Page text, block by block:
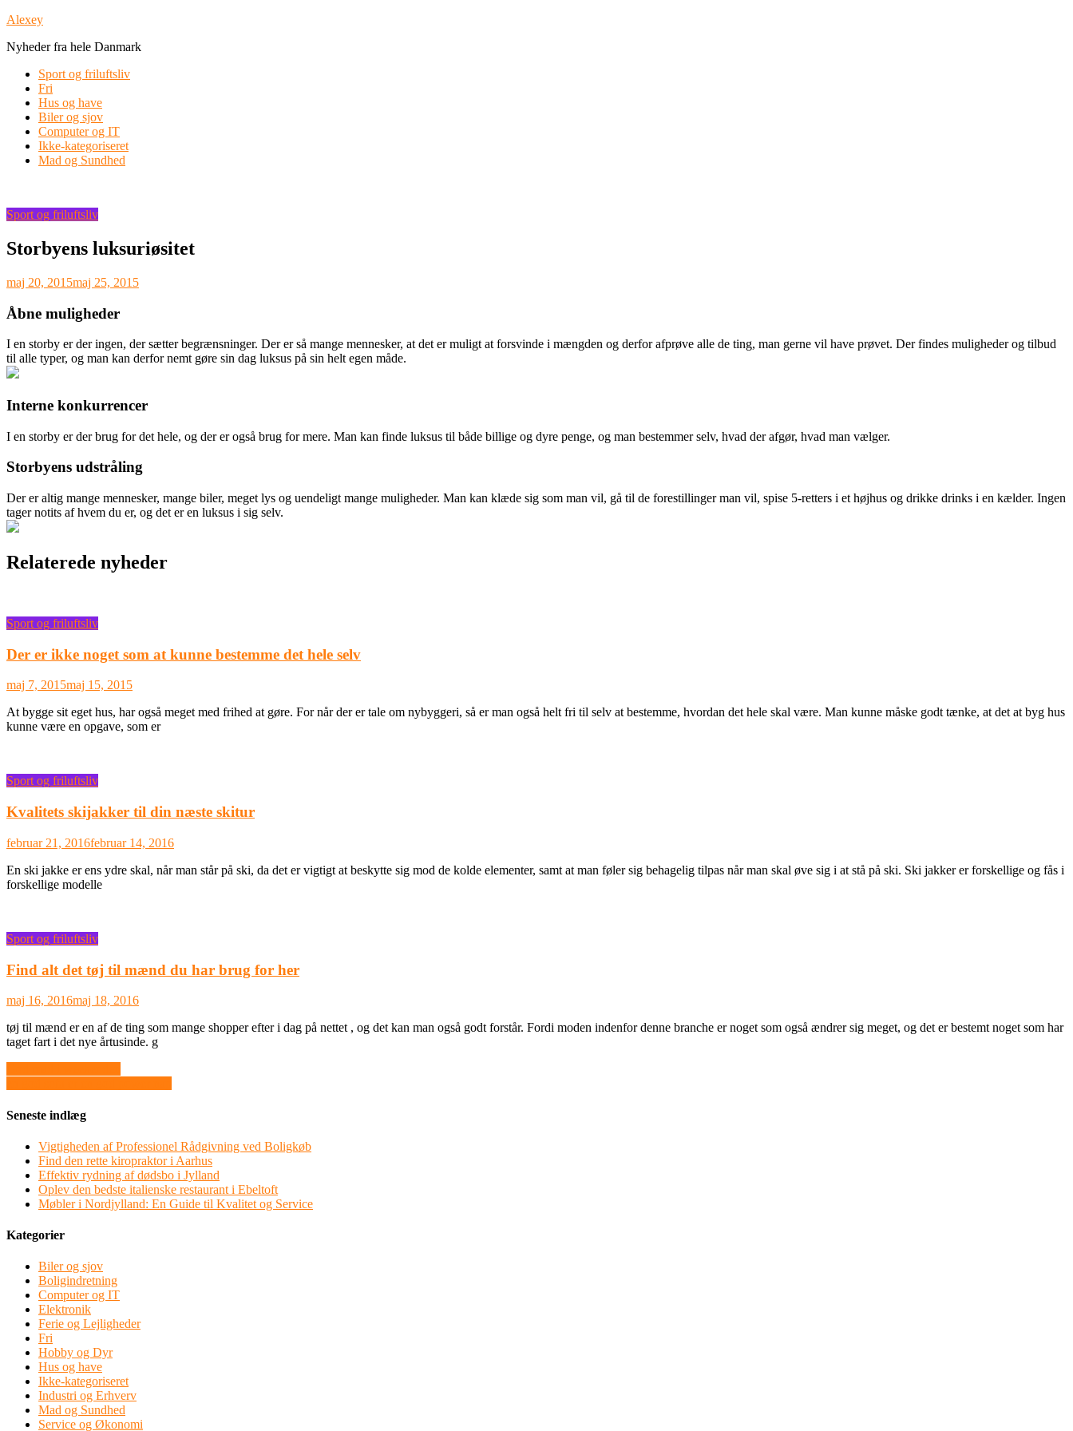
Skip
content
Alexey
Nyheder fra hele Danmark
Sport og friluftsliv
Fri
Hus og have
Biler og sjov
Computer og IT
Ikke-kategoriseret
Mad og Sundhed
Sport og friluftsliv
Storbyens luksuriøsitet
maj 20, 2015maj 25, 2015
Åbne muligheder
I en storby er der ingen, der sætter begrænsninger. Der er så mange mennesker, at det er muligt at forsvinde i mængden og derfor afprøve alle de ting, man gerne vil have prøvet. Der findes muligheder og tilbud
til alle typer, og man kan derfor nemt gøre sin dag luksus på sin helt egen måde.
Interne konkurrencer
I en storby er der brug for det hele, og der er også brug for mere. Man kan finde luksus til både billige og dyre penge, og man bestemmer selv, hvad der afgør, hvad man vælger.
Storbyens udstråling
Der er altig mange mennesker, mange biler, meget lys og uendeligt mange muligheder. Man kan klæde sig som man vil, gå til de forestillinger man vil, spise 5-retters i et højhus og drikke drinks i en kælder. Ingen
tager notits af hvem du er, og det er en luksus i sig selv.
Relaterede nyheder
Sport og friluftsliv
Der er ikke noget som at kunne bestemme det hele selv
maj 7, 2015maj 15, 2015
At bygge sit eget hus, har også meget med frihed at gøre. For når der er tale om nybyggeri, så er man også helt fri til selv at bestemme, hvordan det hele skal være. Man kunne måske godt tænke, at det at byg hus
kunne være en opgave, som er
Sport og friluftsliv
Kvalitets skijakker til din næste skitur
februar 21, 2016februar 14, 2016
En ski jakke er ens ydre skal, når man står på ski, da det er vigtigt at beskytte sig mod de kolde elementer, samt at man føler sig behagelig tilpas når man skal øve sig i at stå på ski. Ski jakker er forskellige og fås i
forskellige modelle
Sport og friluftsliv
Find alt det tøj til mænd du har brug for her
maj 16, 2016maj 18, 2016
tøj til mænd er en af de ting som mange shopper efter i dag på nettet , og det kan man også godt forstår. Fordi moden indenfor denne branche er noget som også ændrer sig meget, og det er bestemt noget som har
taget fart i det nye årtusinde. g
Indlægsnavigation
Seneste indlæg
Vigtigheden af Professionel Rådgivning ved Boligkøb
Find den rette kiropraktor i Aarhus
Effektiv rydning af dødsbo i Jylland
Oplev den bedste italienske restaurant i Ebeltoft
Møbler i Nordjylland: En Guide til Kvalitet og Service
Kategorier
Biler og sjov
Boligindretning
Computer og IT
Elektronik
Ferie og Lejligheder
Fri
Hobby og Dyr
Hus og have
Ikke-kategoriseret
Industri og Erhverv
Mad og Sundhed
Service og Økonomi